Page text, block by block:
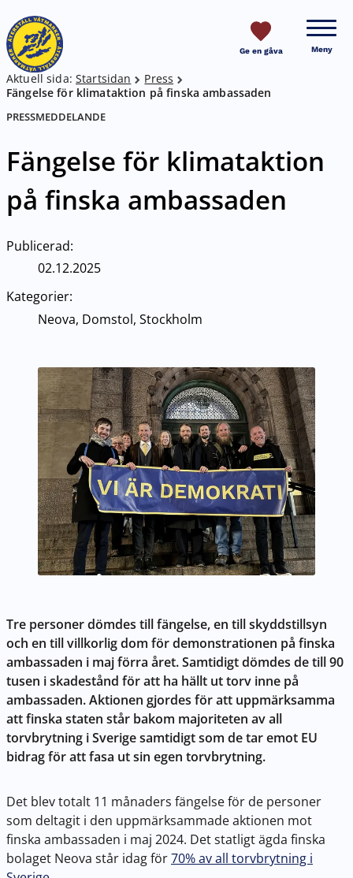
HOPPA TILL SIDANS INNEHÅLL
Ge en gåva Meny
Breadcrumb
Aktuell sida: Startsidan
Press
Fängelse för klimataktion på finska ambassaden
PRESSMEDDELANDE
Fängelse för klimataktion
på finska ambassaden
Publicerad:
02.12.2025
Kategorier:
Neova, Domstol, Stockholm
Tre personer dömdes till fängelse, en till skyddstillsyn
och en till villkorlig dom för demonstrationen på finska
ambassaden i maj förra året. Samtidigt dömdes de till 90
tusen i skadestånd för att ha hällt ut torv inne på
ambassaden. Aktionen gjordes för att uppmärksamma
att finska staten står bakom majoriteten av all
torvbrytning i Sverige samtidigt som de tar emot EU
bidrag för att fasa ut sin egen torvbrytning.
Det blev totalt 11 månaders fängelse för de personer
som deltagit i den uppmärksammade aktionen mot
finska ambassaden i maj 2024. Det statligt ägda finska
bolaget Neova står idag för70% av all torvbrytning i